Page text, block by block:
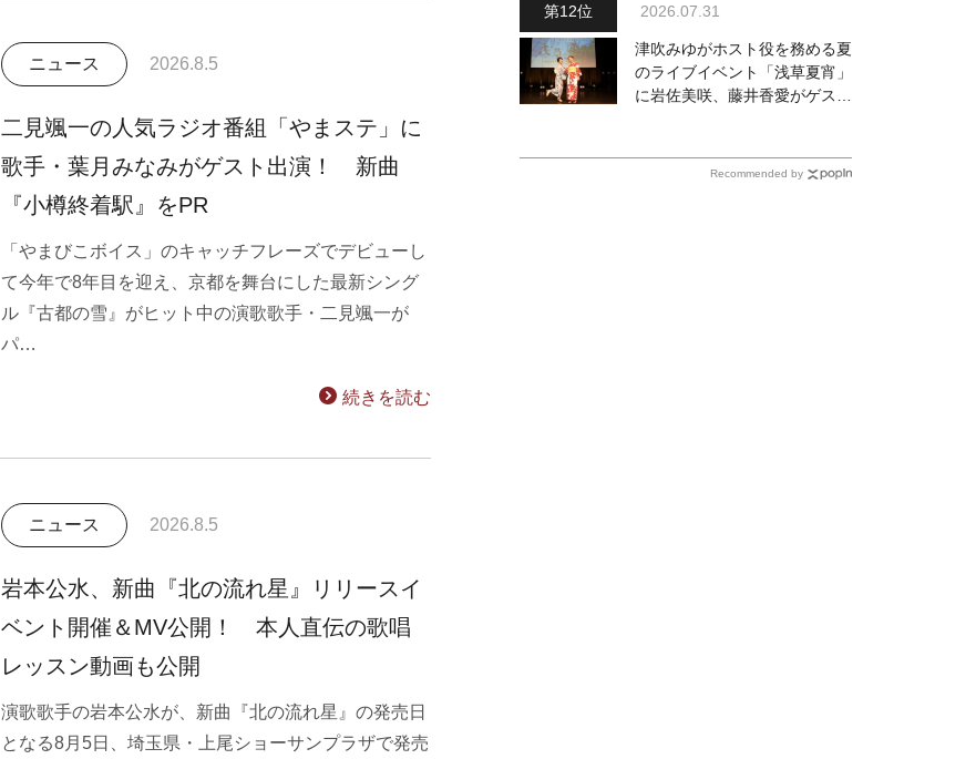
ニュース 2026.8.5
二見颯一の人気ラジオ番組「やまステ」に
歌手・葉月みなみがゲスト出演！ 新曲
『小樽終着駅』をPR
「やまびこボイス」のキャッチフレーズでデビューし
て今年で8年目を迎え、京都を舞台にした最新シング
ル『古都の雪』がヒット中の演歌歌手・二見颯一が
パ…
続きを読む
ニュース 2026.8.5
岩本公水、新曲『北の流れ星』リリースイ
ベント開催＆MV公開！ 本人直伝の歌唱
レッスン動画も公開
演歌歌手の岩本公水が、新曲『北の流れ星』の発売日
となる8月5日、埼玉県・上尾ショーサンプラザで発売
2026.07.31
津吹みゆがホスト役を務める夏
のライブイベント「浅草夏宵」
に岩佐美咲、藤井香愛がゲスト
Recommended by